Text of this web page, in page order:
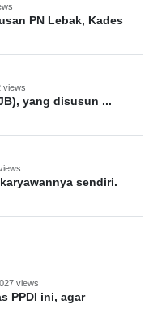
PN Lebak, Kades
views
yang disusun ...
sendiri.
views
PPDI ini, agar